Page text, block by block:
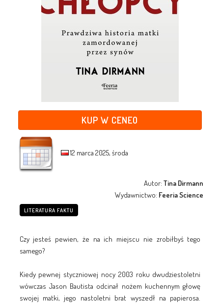
KUP W CENEO
12 marca 2025, środa
Autor:Tina Dirmann
Wydawnictwo: Feeria Science
LITERATURA FAKTU
Czy jesteś pewien, że na ich miejscu nie zrobiłbyś tego
samego?
Kiedy pewnej styczniowej nocy 2003 roku dwudziestoletni
wówczas Jason Bautista odcinał nożem kuchennym głowę
swojej matki, jego nastoletni brat wyszedł na papierosa.